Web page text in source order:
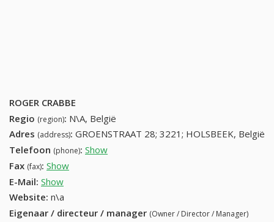
ROGER CRABBE
Regio (region): N\A, België
Adres (address): GROENSTRAAT 28; 3221; HOLSBEEK, België
Telefoon (phone): Show
Fax (fax): Show
E-Mail: Show
Website: n\a
Eigenaar / directeur / manager (Owner / Director / Manager)